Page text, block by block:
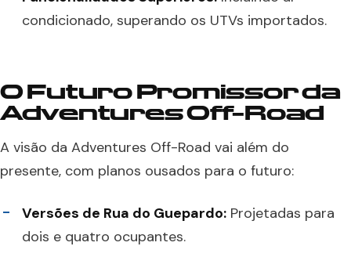
condicionado, superando os UTVs importados.
O Futuro Promissor da
Adventures Off-Road
A visão da Adventures Off-Road vai além do
presente, com planos ousados para o futuro:
Versões de Rua do Guepardo: Projetadas para
dois e quatro ocupantes.